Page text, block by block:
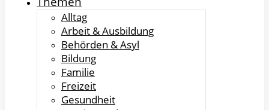
Alltag
Arbeit & Ausbildung
Behörden & Asyl
Bildung
Familie
Freizeit
Gesundheit